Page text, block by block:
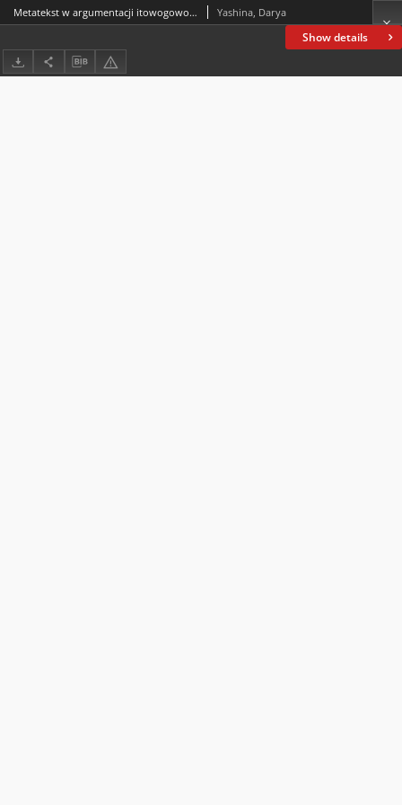
Show details
Metatekst w argumentacji itowogowo socinienaj Yashina, Darya